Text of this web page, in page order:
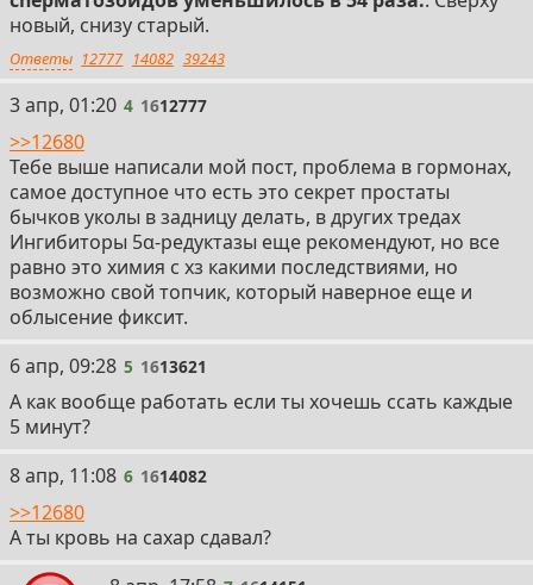
тестостерона для пролонгированного действия и
улучшенной биодоступности.
– Примеры:
— Тестостерона пропионат (1940-е) –
короткодействующий инъекционный препарат.
— Тестостерона энантат (1950-е) – форма с
длительным действием (до 2–4 недель).
— Тестостерона ципионат (1951 г.) – ещё один
вариант пролонгированного действия.
• Пероральные андрогены:
– Разрабатывались таблетированные формы
тестостерона, устойчивые к метаболизму в печени.
— Метилтестостерон (1940–1950-е) – первая
пероральная форма, но с гепатотоксичностью.
— Тестостерона ундеканоат (1970-е) – более
безопасная форма, усваиваемая через
лимфатическую систему.
• Первые антиандрогены:
– Препараты для подавления действия андрогенов,
первоначально применявшиеся для терапии
новый, снизу старый.
Ответы 12777 14082 39243
4
3 апр, 01:20 4 1612777
>>12680
Тебе выше написали мой пост, проблема в гормонах,
самое доступное что есть это секрет простаты
бычков уколы в задницу делать, в других тредах
Ингибиторы 5α-редуктазы еще рекомендуют, но все
равно это химия с хз какими последствиями, но
возможно свой топчик, который наверное еще и
облысение фиксит.
5
6 апр, 09:28 5 1613621
А как вообще работать если ты хочешь ссать каждые
5 минут?
6
8 апр, 11:08 6 1614082
>>12680
А ты кровь на сахар сдавал?